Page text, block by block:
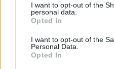
not limited to your visit or
grant or deny consent to
use your data for below
consent section.
I want to opt-out of the
personal data.
Opted In
I want to opt-out of the
Personal Data.
Opted In